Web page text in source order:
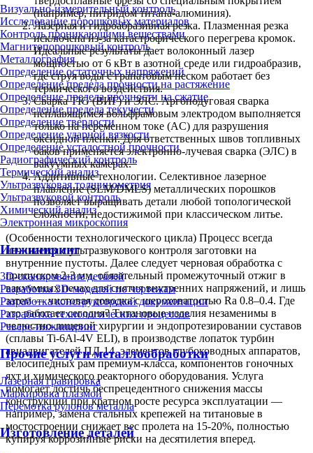
Визуально-измерительный контроль
Исследование порошковых материалов
Контроль проникающими веществами
Магнитопорошковый контроль
Металлография
Определение остаточных напряжений
Определение предела прочности на растяжение
Определение предела прочности на сжатие
Определение предела текучести
Определение твердости
Определение ударной вязкости
Определение усталостной прочности
Радиографический контроль
Термический анализ
Ультразвуковая толщинометрия
Ультразвуковой контроль
Химический анализ
Электронная микроскопия
Инжиниринг
3D-сканирование деталей
Разработка 3D-моделей по чертежам
Разработка конструкторской документации
Разработка технологических процессов
Реверс-инжиниринг
Прочие услуги металлообработки
Лазерная гравировка
Маркировка плазмой
Перемотка рулонов металла
Изготовление деталей
(например, нитридом титана-алюминия).
Лазерная и гидроабразивная резка. Плазменная резка
исключена из-за катастрофического перегрева кромок.
Идеальные результаты дает волоконный лазер
мощностью от 6 кВт в азотной среде или гидроабразив,
где струя воды с гранатовым песком работает без
термического воздействия.
Сварка TIG (ВИГ) и ЭЛС. Аргонодуговая сварка
неплавящимся вольфрамовым электродом выполняется
только на переменном токе (AC) для разрушения
оксидной пленки. Для ответственных швов топливных
баков применяется электронно-лучевая сварка (ЭЛС) в
вакуумных камерах.
Аддитивные технологии. Селективное лазерное
плавление (SLM/DMLS) металлических порошков
позволяет выращивать детали любой топологической
сложности, недостижимой при классическом литье.
(Особенности технологического цикла) Процесс всегда
начинается с ультразвукового контроля заготовки на
внутренние пустоты. Далее следует черновая обработка с
припуском 2-3 мм, обязательный промежуточный отжиг в
вакуумных печах для снятия внутренних напряжений, и лишь
затем — чистовая доводка с шероховатостью Ra 0.8–0.4. Где
это работает сегодня? Титановые изделия незаменимы в
челюстно-лицевой хирургии и эндопротезировании суставов
(сплавы Ti-6Al-4V ELI), в производстве лопаток турбин
авиадвигателей ПД-14, элементов глубоководных аппаратов,
велосипедных рам премиум-класса, компонентов гоночных
яхт и химического реакторного оборудования. Услуга
помогает достичь беспрецедентного снижения массы
конструкции при кратном росте ресурса эксплуатации —
например, замена стальных крепежей на титановые в
мостостроении снижает вес пролета на 15-20%, полностью
купируя коррозийные риски на десятилетия вперед.